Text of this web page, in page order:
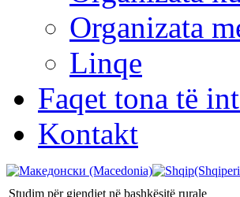
Organizata
Linqe
Faqet tona të
Kontakt
Studim për gjendjet në bashkësitë rurale